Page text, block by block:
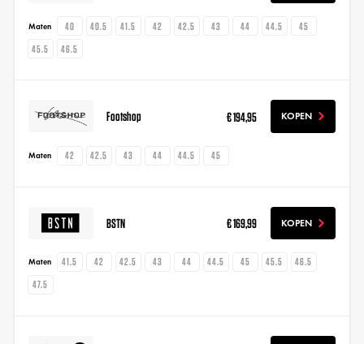
Maten 40 40.5 41.5 42 42.5 43 44 44.5
45
45.5
46.5
Footshop € 194,95 KOPEN
Maten 42 42.5 43 44 44.5 45
BSTN € 169,99 KOPEN
Maten 41.5 42 42.5 43 44 44.5 45 45.5
46.5
47.5